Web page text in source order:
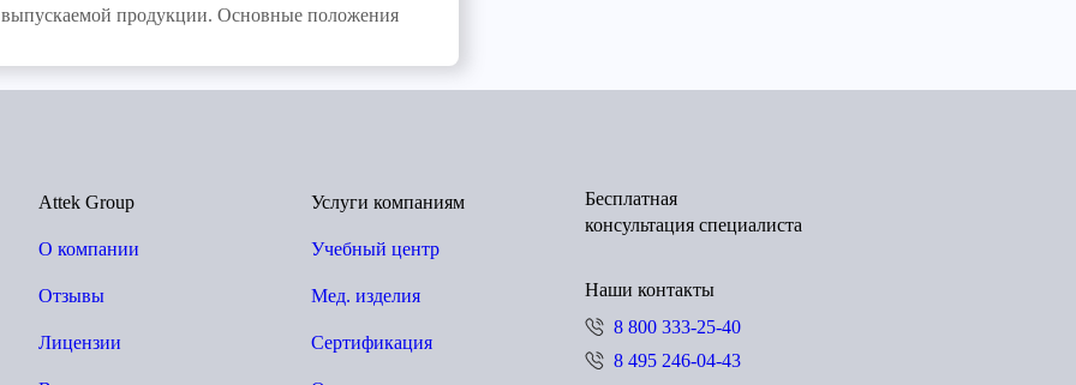
продукции. Основные положения
Attek Group
О компании
Отзывы
Лицензии
Услуги компаниям
Учебный центр
Мед. изделия
Сертификация
Бесплатная
консультация специалиста
Наши контакты
8 800 333-25-40
8 495 246-04-43